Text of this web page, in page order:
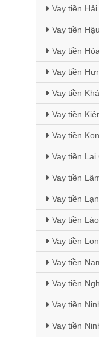
Vay tiền Hải
Vay tiền
Vay tiền
Vay tiền
Vay tiền
Vay tiền
Vay tiền
Vay tiền Lai
Vay tiền
Vay tiền
Vay tiền
Vay tiền
Vay tiền
Vay tiền
Vay tiền
Vay tiền